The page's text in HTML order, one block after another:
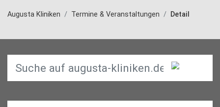
Augusta Kliniken Termine & Veranstaltungen Detail